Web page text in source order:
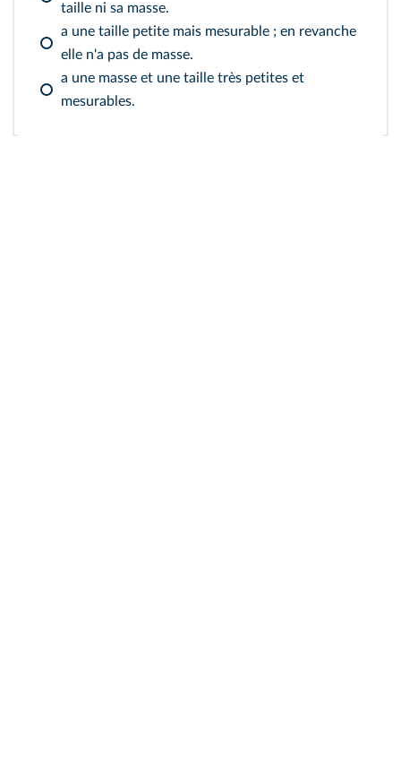
taille ni sa masse.
a une taille petite mais mesurable ; en revanche
elle n'a pas de masse.
a une masse et une taille très petites et
mesurables.